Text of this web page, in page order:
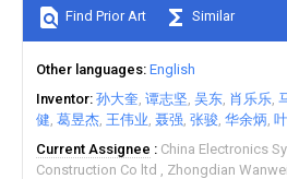
Find Prior Art Similar
Other languages English
Inventor 孙大奎 谭志坚 吴东 肖乐乐
健 葛昱杰 王伟业 聂强 张骏 华余炳
Current Assignee
China Electronics
Construction Co ltd
Zhongdian